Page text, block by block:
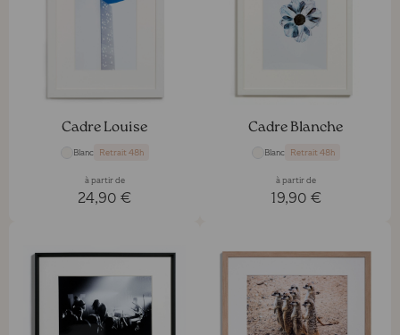
Cadre Louise
Blanc Retrait 48h
à partir de
24,90 €
Cadre Blanche
Blanc Retrait 48h
à partir de
19,90 €